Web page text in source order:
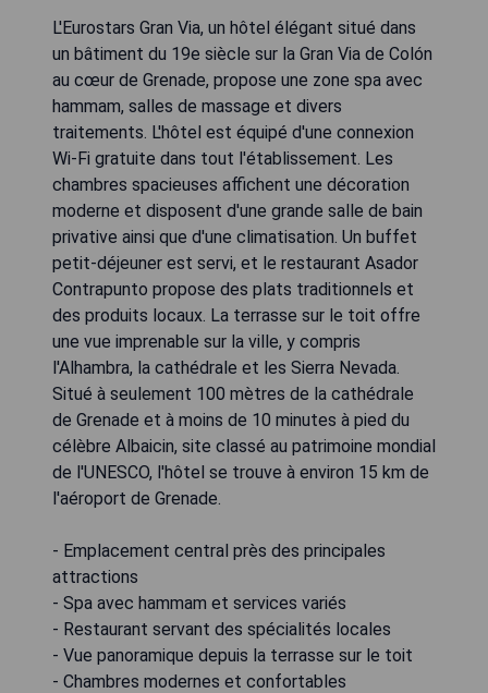
L'Eurostars Gran Via, un hôtel élégant situé dans
un bâtiment du 19e siècle sur la Gran Via de Colón
au cœur de Grenade, propose une zone spa avec
hammam, salles de massage et divers
traitements. L'hôtel est équipé d'une connexion
Wi-Fi gratuite dans tout l'établissement. Les
chambres spacieuses affichent une décoration
moderne et disposent d'une grande salle de bain
privative ainsi que d'une climatisation. Un buffet
petit-déjeuner est servi, et le restaurant Asador
Contrapunto propose des plats traditionnels et
des produits locaux. La terrasse sur le toit offre
une vue imprenable sur la ville, y compris
l'Alhambra, la cathédrale et les Sierra Nevada.
Situé à seulement 100 mètres de la cathédrale
de Grenade et à moins de 10 minutes à pied du
célèbre Albaicin, site classé au patrimoine mondial
de l'UNESCO, l'hôtel se trouve à environ 15 km de
l'aéroport de Grenade.
- Emplacement central près des principales
attractions
- Spa avec hammam et services variés
- Restaurant servant des spécialités locales
- Vue panoramique depuis la terrasse sur le toit
- Chambres modernes et confortables